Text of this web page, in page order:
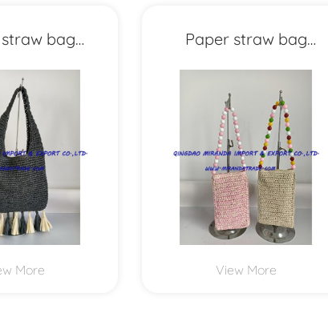
bag
More
Paper straw bag
MXYD1199
View More